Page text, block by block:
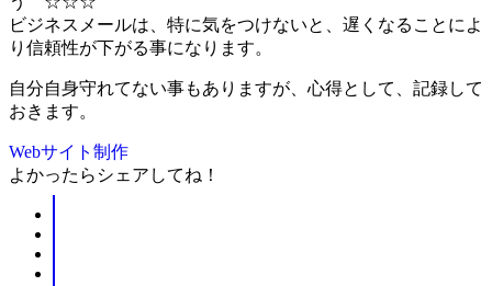
ビジネスメールは、特に気をつけないと、遅くなることによ
り信頼性が下がる事になります。
自分自身守れてない事もありますが、心得として、記録して
おきます。
Webサイト制作
よかったらシェアしてね！